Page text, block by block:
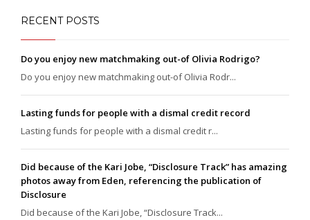
RECENT POSTS
Do you enjoy new matchmaking out-of Olivia Rodrigo?
Do you enjoy new matchmaking out-of Olivia Rodr...
Lasting funds for people with a dismal credit record
Lasting funds for people with a dismal credit r...
Did because of the Kari Jobe, “Disclosure Track” has amazing
photos away from Eden, referencing the publication of
Disclosure
Did because of the Kari Jobe, “Disclosure Track...